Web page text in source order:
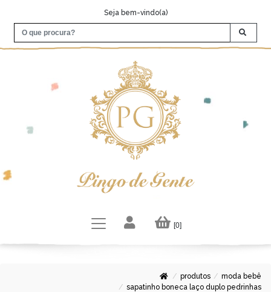
Seja bem-vindo(a)
[0]
produtos
moda bebê
sapatinho boneca laço duplo pedrinhas